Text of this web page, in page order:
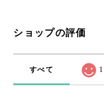
ショップの評価
すべて